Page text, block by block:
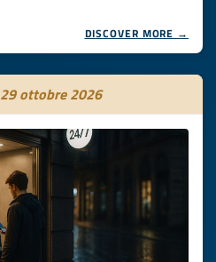
DISCOVER MORE →
29 ottobre 2026